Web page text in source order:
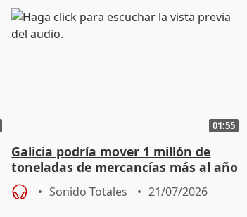
01:55
Galicia podría mover 1 millón de
toneladas de mercancías más al año
por tren, según un estudio
Sonido Totales 21/07/2026